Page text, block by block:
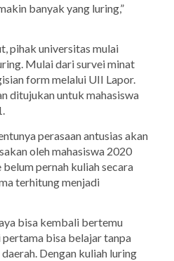
banyak yang luring,”
pihak universitas mulai
Mulai dari survei minat
form melalui UII Lapor.
ditujukan untuk mahasiswa
perasaanantusias akan
oleh mahasiswa 2020
pernah kuliah secara
terhitung menjadi
bisa kembali bertemu
bisa belajar tanpa
Dengan kuliah luring